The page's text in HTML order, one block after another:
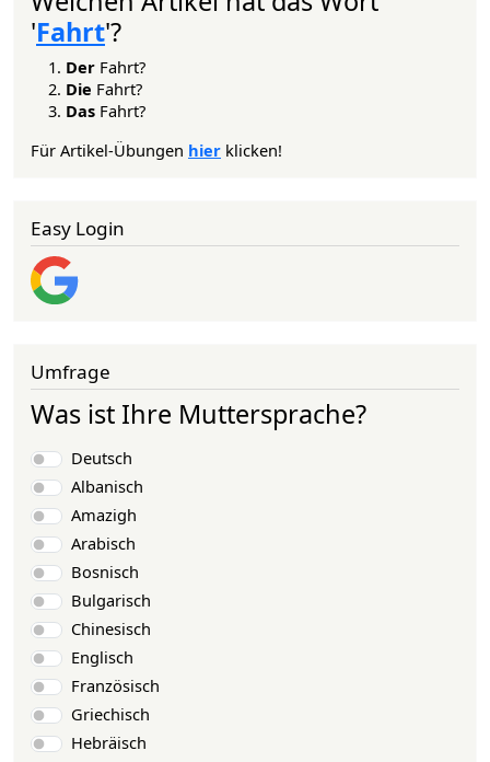
'Fahrt'?
Der Fahrt?
Die Fahrt?
Das Fahrt?
Für Artikel-Übungen hier klicken!
Easy Login
Umfrage
Was ist Ihre Muttersprache?
Choices
Deutsch
Albanisch
Amazigh
Arabisch
Bosnisch
Bulgarisch
Chinesisch
Englisch
Französisch
Griechisch
Hebräisch